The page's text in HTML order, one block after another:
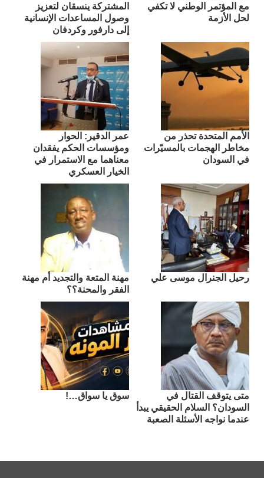
مع المؤتمر الوطني لا تكفي
لحل الأزمة
المشتركة ينسقان لتعزيز
وصول المساعدات الإنسانية
إلى دارفور وكردفان
الأمم المتحدة تحذر من
مخاطر الهجمات بالمسيّرات
في السودان
عمر الدقير: الحوار
ومؤسسات الحكم يفقدان
معناهما مع الاستمرار في
الخيار العسكري
رحيل الجنرال موسى علي
مهنة المتعة والتجديد أم مهنة
الفقر والمحنة؟؟
متى يتوقف القتال في
السودان؟ السلام الحقيقي يبدأ
عندما نواجه الأسئلة الصعبة
سوق يا سواق…!